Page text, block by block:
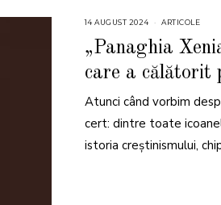
14 AUGUST 2024
A
U
U
S
2
2
4
ARTICOLE
„Panaghia
care a călătorit
Atunci când vorbim
cert: dintre toate
istoria creștinismului,